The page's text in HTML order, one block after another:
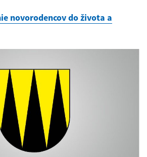
novorodencov do života a